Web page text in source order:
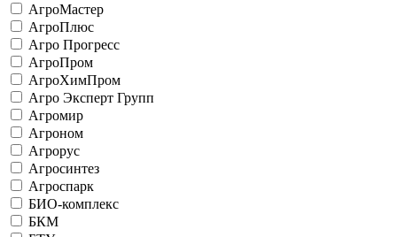
АгроМастер
АгроПлюс
Агро Прогресс
АгроПром
АгроХимПром
Агро Эксперт Групп
Агромир
Агроном
Агрорус
Агросинтез
Агроспарк
БИО-комплекс
БКМ